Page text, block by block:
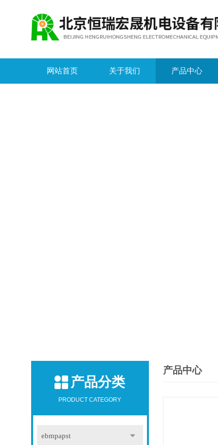
网站首页 关于我们 产品中心
产品分类
PRODUCT CATEGORY
ebmpapst
产品中心